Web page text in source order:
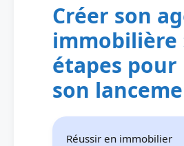
Créer son
immobilière
étapes pour
son
Réussir en immobilier